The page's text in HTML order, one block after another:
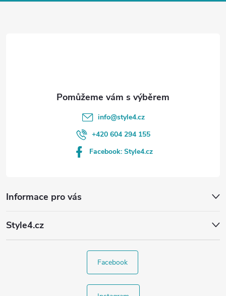
Informace pro vás
Style4.cz
info@style4.cz
+420 604 294 155
Facebook: Style4.cz
Facebook